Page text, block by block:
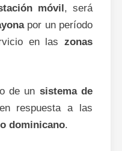
móvil, será
por un período
en laszonas
de un sistema de
respuesta a las
dominicano.